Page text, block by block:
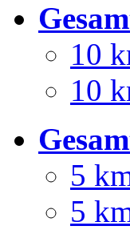
10
10
5
5